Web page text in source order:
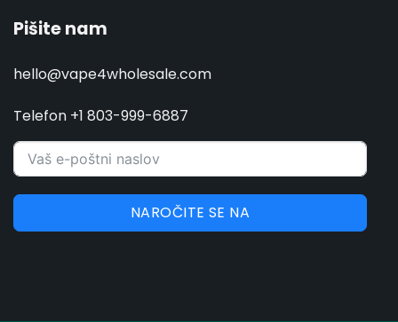
Pišite nam
hello@vape4wholesale.com
Telefon +1 803-999-6887
NAROČITE SE NA